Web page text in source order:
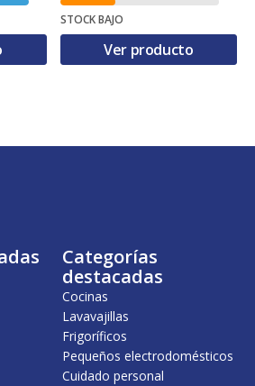
Clase AEG‑5000
STOCK BAJO
Ver producto
Categorías
destacadas
Cocinas
Lavavajillas
Frigoríficos
Pequeños electrodomésticos
Cuidado personal